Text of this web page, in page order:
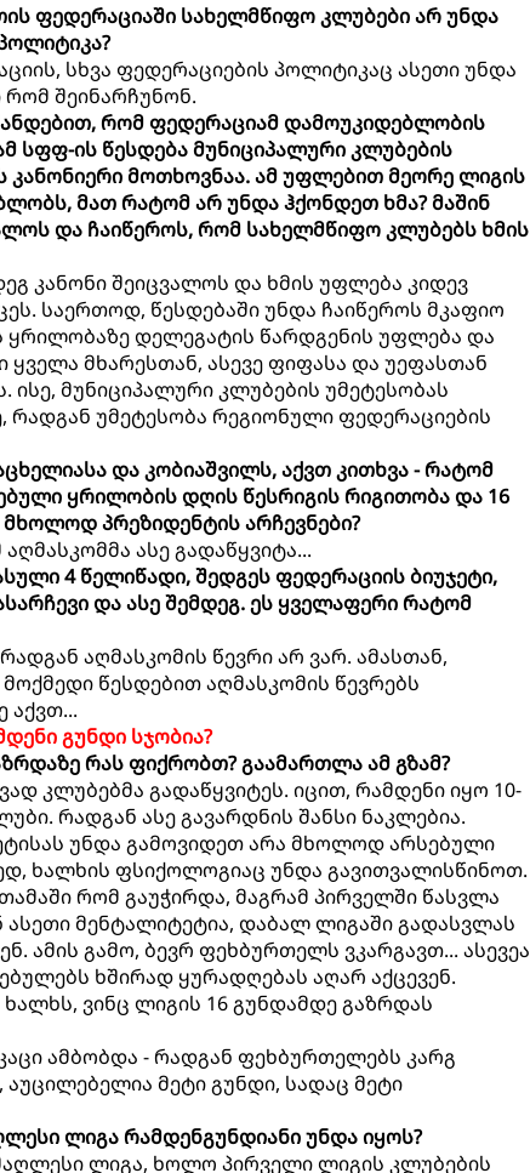
ფედერაციაში სახელმწიფო კლუბები არ უნდა
სხვა ფედერაციების პოლიტიკაც ასეთი უნდა
შეინარჩუნონ.
რომ ფედერაციამ დამოუკიდებლობის
სფფ-ის წესდება მუნიციპალური კლუბების
კანონიერი მოთხოვნაა. ამ უფლებით მეორე ლიგის
მათ რატომ არ უნდა ჰქონდეთ ხმა? მაშინ
და ჩაიწეროს, რომ სახელმწიფო კლუბებს ხმის
კანონი შეიცვალოს და ხმის უფლება კიდევ
საერთოდ, წესდებაში უნდა ჩაიწეროს მკაფიო
ყრილობაზე დელეგატის წარდგენის უფლება და
ყველა მხარესთან, ასევე ფიფასა და უეფასთან
მუნიციპალური კლუბების უმეტესობას
რადგან უმეტესობა რეგიონული ფედერაციების
და კობიაშვილს, აქვთ კითხვა - რატომ
ყრილობის დღის წესრიგის რიგითობა და 16
პრეზიდენტის არჩევნები?
ასე გადაწყვიტა...
4 წელიწადი, შედგეს ფედერაციის ბიუჯეტი,
და ასე შემდეგ. ეს ყველაფერი რატომ
აღმასკომის წევრი არ ვარ. ამასთან,
წესდებით აღმასკომის წევრებს
გუნდი სჯობია?
რას ფიქრობთ? გაამართლა ამ გზამ?
კლუბებმა გადაწყვიტეს. იცით, რამდენი იყო 10-
რადგან ასე გავარდნის შანსი ნაკლებია.
უნდა გამოვიდეთ არა მხოლოდ არსებული
ხალხის ფსიქოლოგიაც უნდა გავითვალისწინოთ.
რომ გაუჭირდა, მაგრამ პირველში წასვლა
ასეთი მენტალიტეტია, დაბალ ლიგაში გადასვლას
ამის გამო, ბევრ ფეხბურთელს ვკარგავთ... ასევეა
ხშირად ყურადღებას აღარ აქცევენ.
ვინც ლიგის 16 გუნდამდე გაზრდას
ამბობდა - რადგან ფეხბურთელებს კარგ
აუცილებელია მეტი გუნდი, სადაც მეტი
ლიგა რამდენგუნდიანი უნდა იყოს?
ლიგა, ხოლო პირველი ლიგის კლუბების